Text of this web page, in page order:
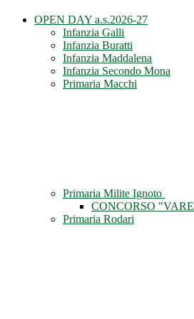
OPEN DAY a.s.2026-27
Infanzia Galli
Infanzia Buratti
Infanzia Maddalena
Infanzia Secondo Mona
Primaria Macchi
Primaria Milite Ignoto
CONCORSO
Primaria Rodari